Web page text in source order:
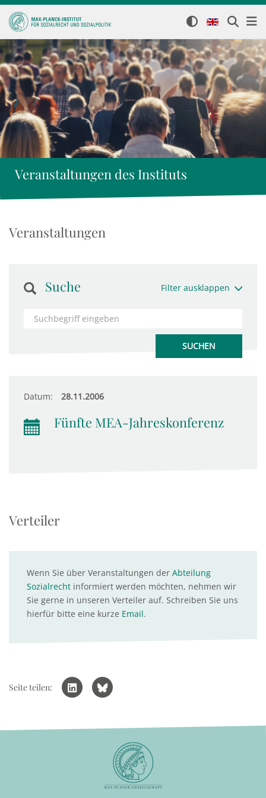
Veranstaltungen des Instituts
Veranstaltungen
Suche Filter ausklappen
Datum: 28.11.2006
Fünfte MEA-Jahreskonferenz
Verteiler
Wenn Sie über Veranstaltungen der Abteilung
Sozialrecht informiert werden möchten, nehmen wir
Sie gerne in unseren Verteiler auf. Schreiben Sie uns
hierfür bitte eine kurze Email.
Seite teilen: